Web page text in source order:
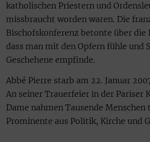
katholischen Priestern und
missbraucht worden waren. Die
Bischofskonferenz betonte über die
dass man mit den Opfern fühle und
Geschehene empfinde.
Abbé Pierre starb am 22. Januar
An seiner Trauerfeier in der Pariser
Dame nahmen Tausende
Prominente aus Politik, Kirche und